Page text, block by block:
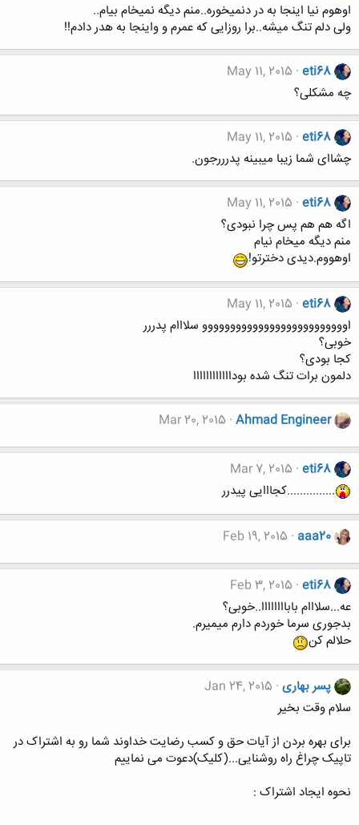
اوهوم نیا اینجا به در دنمیخوره..منم دیگه نمیخام بیام..
ولی دلم تنگ میشه..برا روزایی که عمرم و واینجا به هدر دادم!!
eti68
May 11, 2015
چه مشکلی؟
eti68
May 11, 2015
چشاای شما زیبا میبینه پدرررجون.
eti68
May 11, 2015
اگه هم هم پس چرا نبودی؟
منم دیگه میخام نیام
اوهووم.دیدی دخترتو!
eti68
May 11, 2015
اوووووووووووووووووووووووووو سلااام پدررر
خوبی؟
کجا بودی؟
دلمون برات تنگ شده بوداااااااااااا
Ahmad Engineer
Mar 20, 2015
eti68
Mar 7, 2015
...............کجااایی پیدرر
aaa20
Feb 19, 2015
eti68
Feb 3, 2015
عه...سلااام باباااااااا..خوبی؟
بدجوری سرما خوردم دارم میمیرم.
حلالم کن
پسر بهاری Jan 24, 2015
سلام وقت بخیر
برای بهره بردن از آیات حق و کسب رضایت خداوند شما رو به اشتراک در
تاپیک چراغ راه روشنایی...(کلیک)دعوت می نماییم
نحوه ایجاد اشتراک :